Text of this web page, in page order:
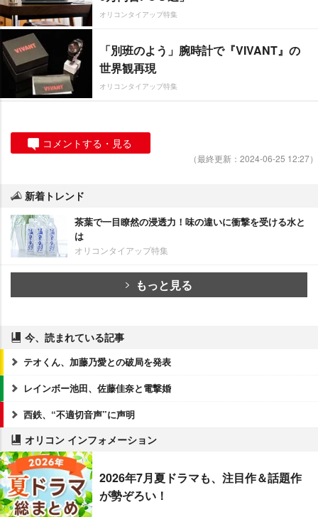
オリコンタイアップ特集
「別班のよう」腕時計で『VIVANT』の
世界観再現
オリコンタイアップ特集
コメントする・見る
（最終更新：2024-06-25 12:27）
新着トレンド
茶葉で一目瞭然の浸透力！味の違いに衝撃を受ける水と
は
オリコンタイアップ特集
もっと見る
今、読まれている記事
テオくん、加藤乃愛との破局を発表
レインボー池田、佐藤佳奈と電撃婚
西鉄、“不適切音声”に声明
オリコン インフォメーション
2026年7月夏ドラマも、注目作＆話題作
が勢ぞろい！